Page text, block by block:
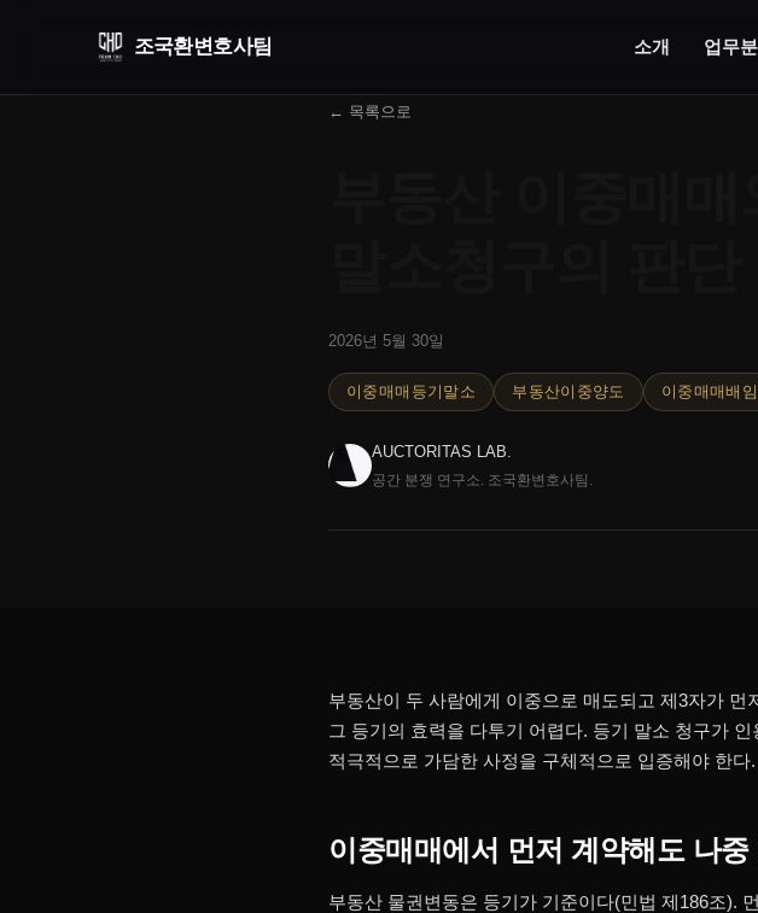
조국환변호사팀 소개 업무
← 목록으로
2026년 5월 30일
이중매매등기말소 부동산이중양도 이중매매배
AUCTORITAS LAB.
공간 분쟁 연구소. 조국환변호사팀.
부동산이 두 사람에게 이중으로 매도되고 제3자가
그 등기의 효력을 다투기 어렵다. 등기 말소 청구가
적극적으로 가담한 사정을 구체적으로 입증해야 한
이중매매에서 먼저 계약해도 나
부동산 물권변동은 등기가 기준이다(민법 제186조).